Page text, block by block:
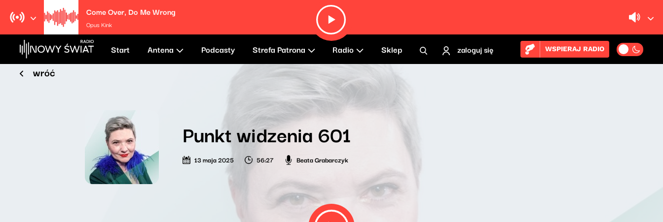
Come Over, Do Me Wrong
Opus Kink
Start Antena Podcasty Strefa Patrona Radio Sklep zaloguj się WSPIERAJ RADIO
wróć
Punkt widzenia 601
13 maja 2025 56:27 Beata Grabarczyk